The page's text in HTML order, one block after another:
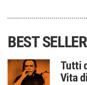
BEST SELLER
Tutti
Vita